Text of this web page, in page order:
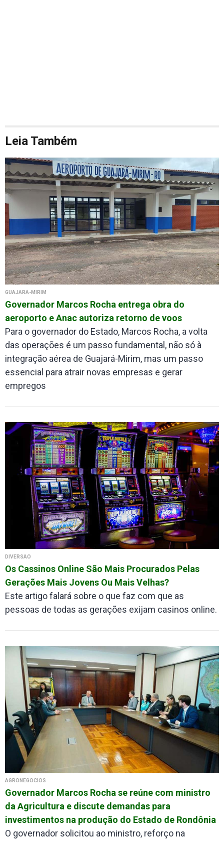
Leia Também
GUAJARÁ-MIRIM
Governador Marcos Rocha entrega obra do
aeroporto e Anac autoriza retorno de voos
Para o governador do Estado, Marcos Rocha, a volta
das operações é um passo fundamental, não só à
integração aérea de Guajará-Mirim, mas um passo
essencial para atrair novas empresas e gerar
empregos
DIVERSÃO
Os Cassinos Online São Mais Procurados Pelas
Gerações Mais Jovens Ou Mais Velhas?
Este artigo falará sobre o que faz com que as
pessoas de todas as gerações exijam casinos online.
AGRONEGÓCIOS
Governador Marcos Rocha se reúne com ministro
da Agricultura e discute demandas para
investimentos na produção do Estado de Rondônia
O governador solicitou ao ministro, reforço na